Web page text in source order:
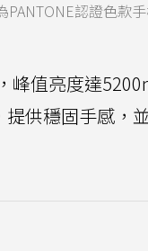
認證色款
峰值亮度達
供穩固手感，